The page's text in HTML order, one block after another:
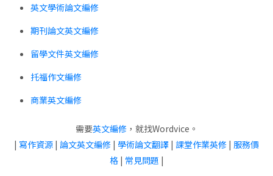
英文學術論文編修
期刊論文英文編修
留學文件英文編修
托福作文編修
商業英文編修
需要英文編修，就找Wordvice。
| 寫作資源 | 論文英文編修 | 學術論文翻譯 | 課堂作業英修 | 服務價
格| 常見問題 |